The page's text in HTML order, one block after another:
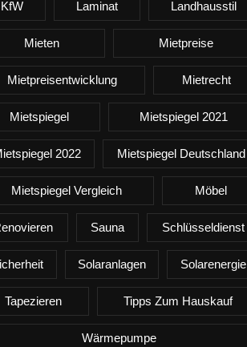
KfW Laminat Landhausstil
Mieten Mietpreise
Mietpreisentwicklung Mietrecht
Mietspiegel Mietspiegel 2021
2022 Mietspiegel Deutschland
Mietspiegel Vergleich Möbel
Sauna Schlüsseldienst
Solaranlagen Solarenergie
Tapezieren Tipps Zum Hauskauf
Wärmepumpe